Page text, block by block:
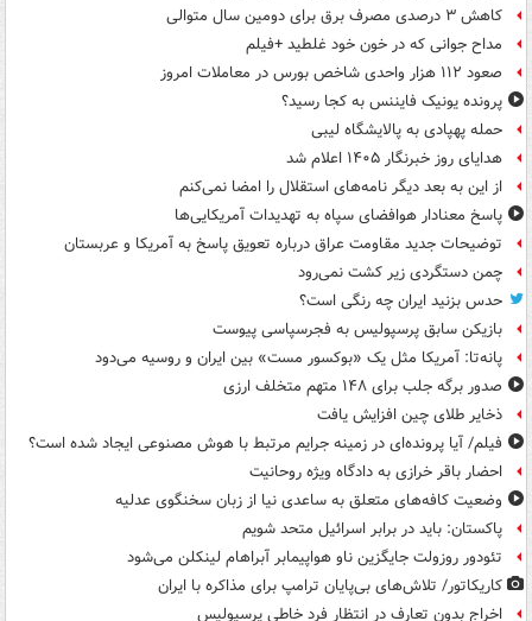
کاهش ۳ درصدی مصرف برق برای دومین سال متوالی
مداح جوانی که در خون خود غلطید +فیلم
صعود ۱۱۲ هزار واحدی شاخص بورس در معاملات امروز
پرونده یونیک فایننس به کجا رسید؟
حمله پهپادی به پالایشگاه لیبی
هدایای روز خبرنگار ۱۴۰۵ اعلام شد
از این به بعد دیگر نامه‌های استقلال را امضا نمی‌کنم
پاسخ معنادار هوافضای سپاه به تهدیدات آمریکایی‌ها
توضیحات جدید مقاومت عراق درباره تعویق پاسخ به آمریکا و عربستان
چمن دستگردی زیر کشت نمی‌رود
حدس بزنید ایران چه رنگی است؟
بازیکن سابق پرسپولیس به فجرسپاسی پیوست
پانه‌تا: آمریکا مثل یک «بوکسور مست» بین ایران و روسیه می‌دود
صدور برگه جلب برای ۱۴۸ متهم متخلف ارزی
ذخایر طلای چین افزایش یافت
فیلم/ آیا پرونده‌ای در زمینه جرایم مرتبط با هوش مصنوعی ایجاد شده است؟
احضار باقر خرازی به دادگاه ویژه روحانیت
وضعیت کافه‌های متعلق به ساعدی نیا از زبان سخنگوی عدلیه
پاکستان: باید در برابر اسرائیل متحد شویم
تئودور روزولت جایگزین ناو هواپیمابر آبراهام لینکلن می‌شود
کاریکاتور/ تلاش‌های بی‌پایان ترامپ برای مذاکره با ایران
اخراج بدون تعارف در انتظار فرد خاطی پرسپولیس